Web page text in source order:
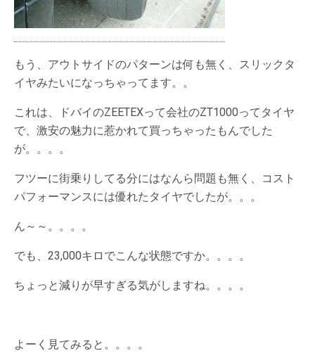
もう、アウトサイドのパターンは何も無く、スリックタ
イヤみたいになっちゃってます。。
これは、ドバイのZEETEXって会社のZT1000ってタイヤ
で、激安の魅力に惹かれて買っちゃったもんでした
が。。。。
フツーに街乗りしてる分にはなんら問題も無く、コスト
パフォーマンスには優れたタイヤでしたが。。。
ん～～。。。。
でも、23,000キロでこんな状態ですか。。。。
ちょっと減りが早すぎる気がしますね。。。。
よーく見てみると。。。。